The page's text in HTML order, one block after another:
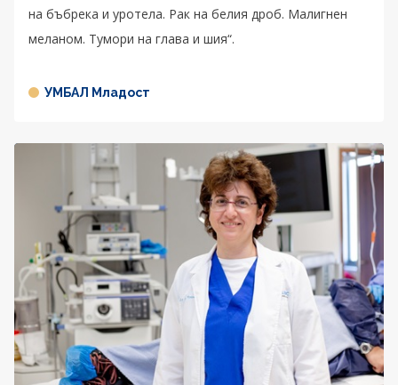
на бъбрека и уротела. Рак на белия дроб. Малигнен
меланом. Тумори на глава и шия“.
УМБАЛ Младост